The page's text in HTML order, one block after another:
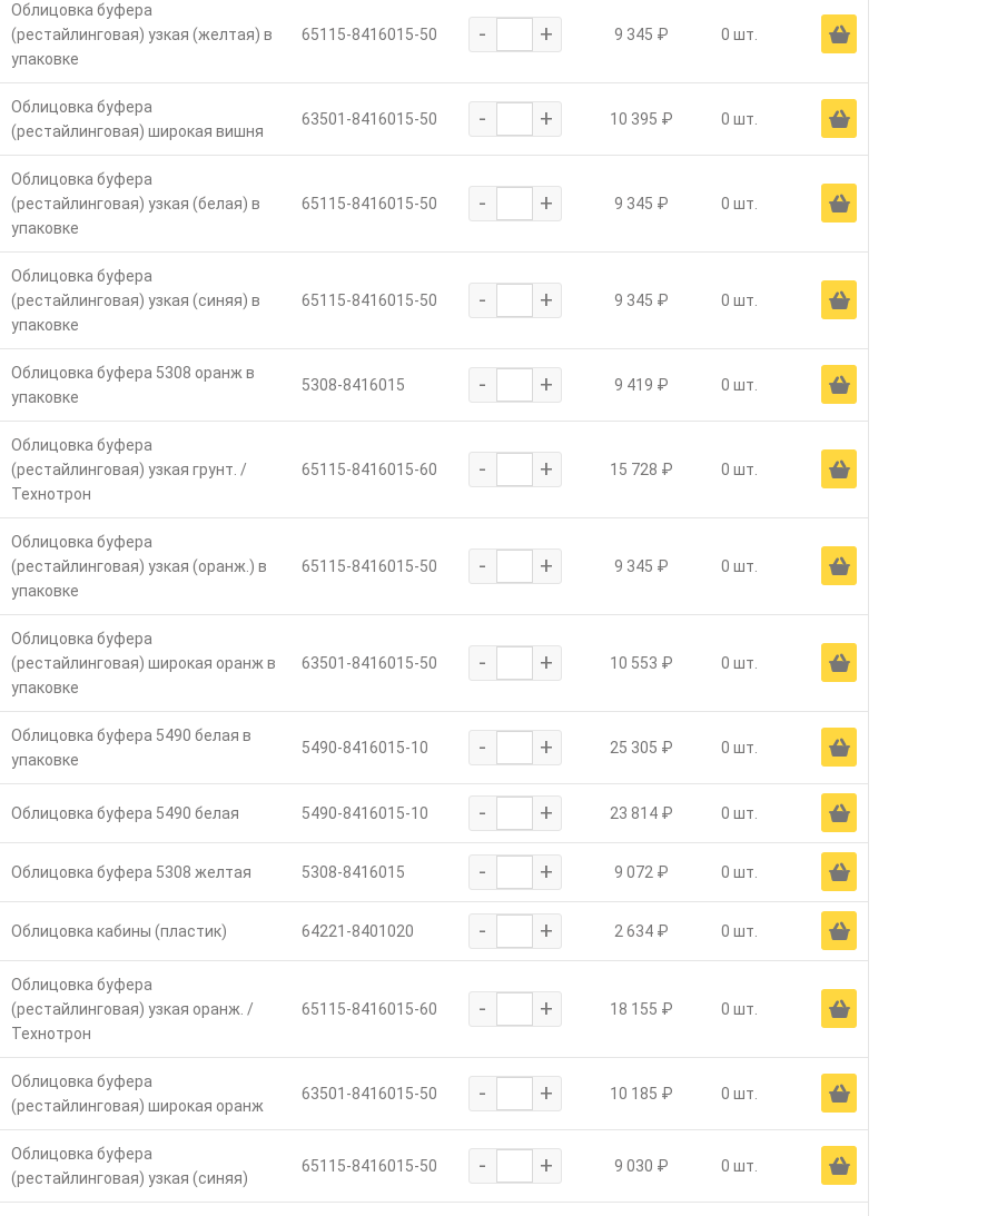
Облицовка буфера
(рестайлинговая) узкая (желтая) в
упаковке
65115-8416015-50 - + 9 345 ₽ 0 шт. Ä
Облицовка буфера
(рестайлинговая) широкая вишня
63501-8416015-50 - + 10 395 ₽ 0 шт. Ä
Облицовка буфера
(рестайлинговая) узкая (белая) в
упаковке
65115-8416015-50 - + 9 345 ₽ 0 шт. Ä
Облицовка буфера
(рестайлинговая) узкая (синяя) в
упаковке
65115-8416015-50 - + 9 345 ₽ 0 шт. Ä
Облицовка буфера 5308 оранж в
упаковке
5308-8416015 - + 9 419 ₽ 0 шт. Ä
Облицовка буфера
(рестайлинговая) узкая грунт. /
Технотрон
65115-8416015-60 - + 15 728 ₽ 0 шт. Ä
Облицовка буфера
(рестайлинговая) узкая (оранж.) в
упаковке
65115-8416015-50 - + 9 345 ₽ 0 шт. Ä
Облицовка буфера
(рестайлинговая) широкая оранж в
упаковке
63501-8416015-50 - + 10 553 ₽ 0 шт. Ä
Облицовка буфера 5490 белая в
упаковке
5490-8416015-10 - + 25 305 ₽ 0 шт. Ä
Облицовка буфера 5490 белая 5490-8416015-10 - + 23 814 ₽ 0 шт. Ä
Облицовка буфера 5308 желтая 5308-8416015 - + 9 072 ₽ 0 шт. Ä
Облицовка кабины (пластик) 64221-8401020 - + 2 634 ₽ 0 шт. Ä
Облицовка буфера
(рестайлинговая) узкая оранж. /
Технотрон
65115-8416015-60 - + 18 155 ₽ 0 шт. Ä
Облицовка буфера
(рестайлинговая) широкая оранж
63501-8416015-50 - + 10 185 ₽ 0 шт. Ä
Облицовка буфера
(рестайлинговая) узкая (синяя)
65115-8416015-50 - + 9 030 ₽ 0 шт. Ä